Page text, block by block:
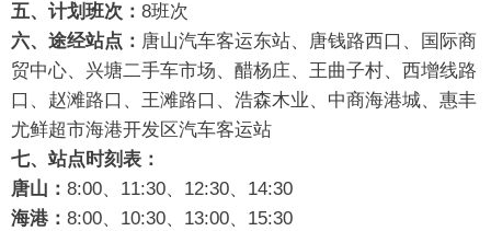
五、计划班次： 8班次
六、途经站点： 唐山汽车客运东站、唐钱路西口、国际商
贸中心、兴塘二手车市场、醋杨庄、王曲子村、西增线路
口、赵滩路口、王滩路口、浩森木业、中商海港城、惠丰
尤鲜超市海港开发区汽车客运站
七、站点时刻表：
唐山： 8:00、11:30、12:30、14:30
海港： 8:00、10:30、13:00、15:30